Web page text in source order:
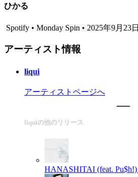
ひかる
Spotify • Monday Spin • 2025年9月23日
アーティスト情報
liqui
アーティストページへ
liquiの他のリリース
HANASHITAI (feat. Pu$h!)